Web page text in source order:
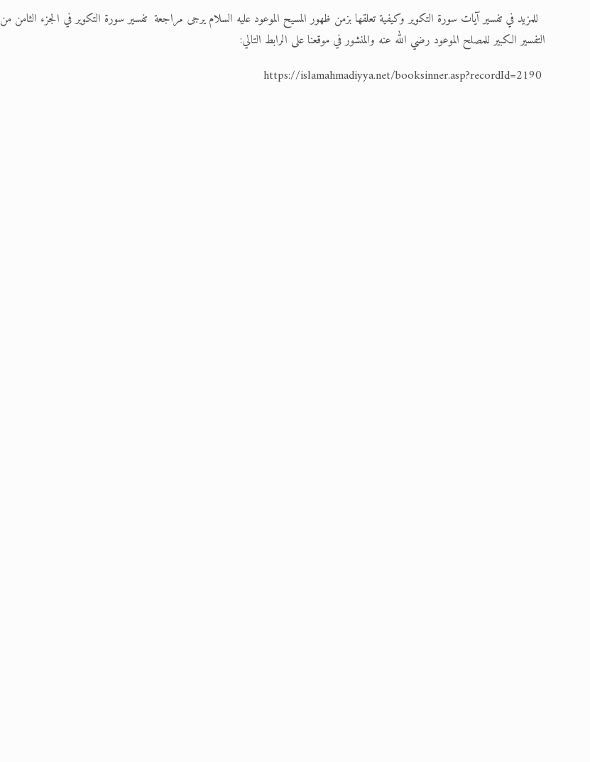
للمزيد في تفسير آيات سورة التكوير وكيفية تعلقها بزمن ظهور المسيح الموعود عليه السلام يرجى مراجعة تفسير سورة التكوير في الجزء الثامن من
التفسير الكبير للمصلح الموعود رضي الله عنه والمنشور في موقعنا على الرابط التالي: